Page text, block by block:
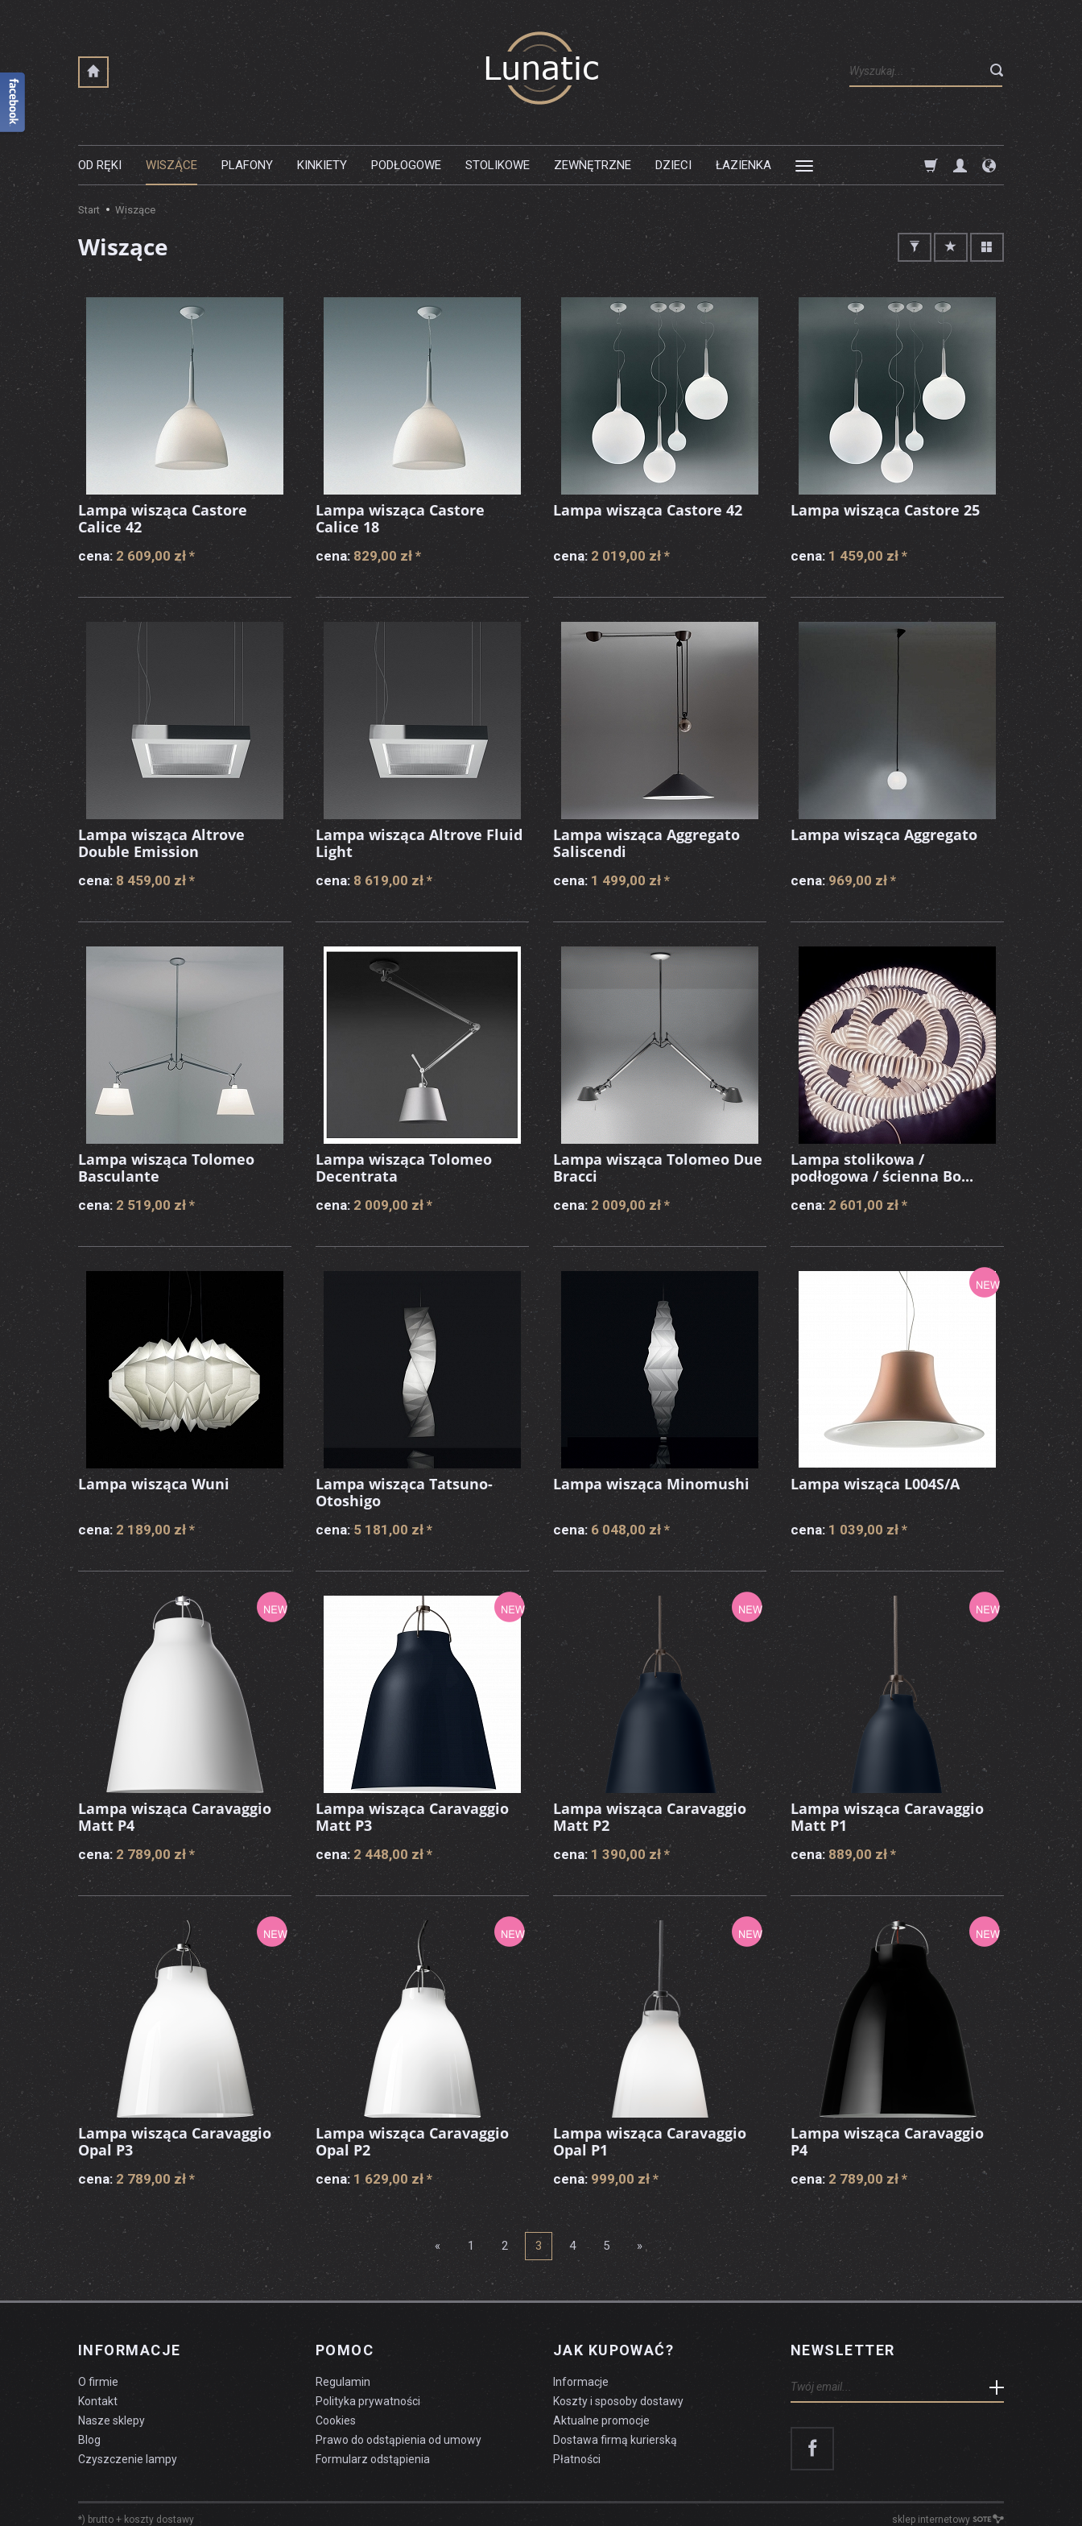
Wyszukaj
OD RĘKI WISZĄCE PLAFONY KINKIETY PODŁOGOWE STOLIKOWE ZEWNĘTRZNE DZIECI ŁAZIENKA
Start Wiszące
Wiszące
Lampa wisząca Castore
Calice 42
cena: 2 609,00 zł *
Lampa wisząca Castore
Calice 18
cena: 829,00 zł *
Lampa wisząca Castore 42
cena: 2 019,00 zł*
Lampa wisząca Castore 25
cena: 1 459,00 zł *
Lampa wisząca Altrove
Double Emission
cena: 8 459,00 zł *
Lampa wisząca Altrove Fluid
Light
cena: 8 619,00 zł*
Lampa wisząca Aggregato
Saliscendi
cena: 1 499,00 zł *
Lampa wisząca Aggregato
cena: 969,00 zł *
Lampa wisząca Tolomeo
Basculante
cena: 2 519,00 zł *
Lampa wisząca Tolomeo
Decentrata
cena: 2 009,00 zł *
Lampa wisząca Tolomeo Due
Bracci
cena: 2 009,00 zł*
Lampa stolikowa /
podłogowa / ścienna Bo...
cena: 2 601,00 zł *
Lampa wisząca Wuni
cena: 2 189,00 zł *
Lampa wisząca Tatsuno-
Otoshigo
cena: 5 181,00 zł*
Lampa wisząca Minomushi
cena: 6 048,00 zł *
Lampa wisząca L004S/A
cena: 1 039,00 zł *
Lampa wisząca Caravaggio
Matt P4
cena: 2 789,00 zł *
Lampa wisząca Caravaggio
Matt P3
cena: 2 448,00 zł *
Lampa wisząca Caravaggio
Matt P2
cena: 1 390,00 zł *
Lampa wisząca Caravaggio
Matt P1
cena: 889,00 zł *
Lampa wisząca Caravaggio
Opal P3
cena: 2 789,00 zł *
Lampa wisząca Caravaggio
Opal P2
cena: 1 629,00 zł *
Lampa wisząca Caravaggio
Opal P1
cena: 999,00 zł*
Lampa wisząca Caravaggio
P4
cena: 2 789,00 zł *
« 1 2 3 4 5 »
NEWSLETTER
INFORMACJE
O firmie
Kontakt
Nasze sklepy
Blog
Czyszczenie lampy
POMOC
Regulamin
Polityka prywatności
Cookies
Prawo do odstąpienia od umowy
Formularz odstąpienia
JAK KUPOWAĆ?
Informacje
Koszty i sposoby dostawy
Aktualne promocje
Dostawa firmą kurierską
Płatności
*) brutto + koszty dostawy sklep internetowy